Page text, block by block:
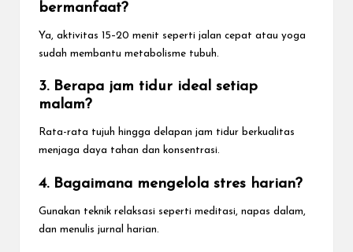
bermanfaat?
Ya, aktivitas 15–20 menit seperti jalan cepat atau yoga
sudah membantu metabolisme tubuh.
3. Berapa jam tidur ideal setiap
malam?
Rata-rata tujuh hingga delapan jam tidur berkualitas
menjaga daya tahan dan konsentrasi.
4. Bagaimana mengelola stres harian?
Gunakan teknik relaksasi seperti meditasi, napas dalam,
dan menulis jurnal harian.